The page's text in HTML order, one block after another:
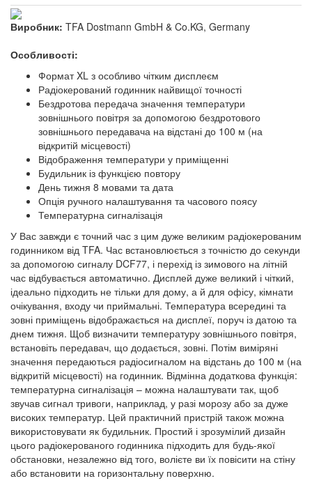
Виробник: TFA Dostmann GmbH & Co.KG, Germany
Особливості:
Формат XL з особливо чітким дисплеєм
Радіокерований годинник найвищої точності
Бездротова передача значення температури
зовнішнього повітря за допомогою бездротового
зовнішнього передавача на відстані до 100 м (на
відкритій місцевості)
Відображення температури у приміщенні
Будильник із функцією повтору
День тижня 8 мовами та дата
Опція ручного налаштування та часового поясу
Температурна сигналізація
У Вас завжди є точний час з цим дуже великим радіокерованим
годинником від TFA. Час встановлюється з точністю до секунди
за допомогою сигналу DCF77, і перехід із зимового на літній
час відбувається автоматично. Дисплей дуже великий і чіткий,
ідеально підходить не тільки для дому, а й для офісу, кімнати
очікування, входу чи приймальні. Температура всередині та
зовні приміщень відображається на дисплеї, поруч із датою та
днем тижня. Щоб визначити температуру зовнішнього повітря,
встановіть передавач, що додається, зовні. Потім виміряні
значення передаються радіосигналом на відстань до 100 м (на
відкритій місцевості) на годинник. Відмінна додаткова функція:
температурна сигналізація – можна налаштувати так, щоб
звучав сигнал тривоги, наприклад, у разі морозу або за дуже
високих температур. Цей практичний пристрій також можна
використовувати як будильник. Простий і зрозумілий дизайн
цього радіокерованого годинника підходить для будь-якої
обстановки, незалежно від того, волієте ви їх повісити на стіну
або встановити на горизонтальну поверхню.